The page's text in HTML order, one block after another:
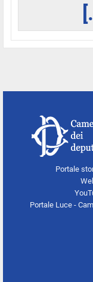
Portale
Portale Luce -